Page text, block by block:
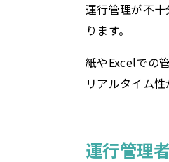
運行管理が不
ります。
紙やExcelでの
リアルタイム
運行管理